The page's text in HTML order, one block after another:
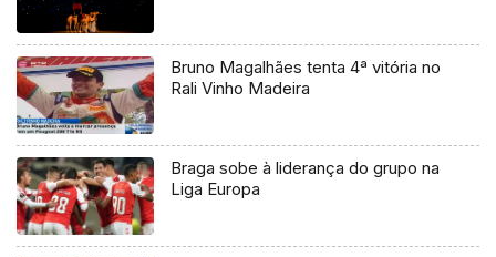
Bruno Magalhães tenta 4ª vitória no
Rali Vinho Madeira
Braga sobe à liderança do grupo na
Liga Europa